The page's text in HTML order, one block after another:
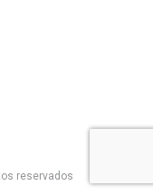
reservados